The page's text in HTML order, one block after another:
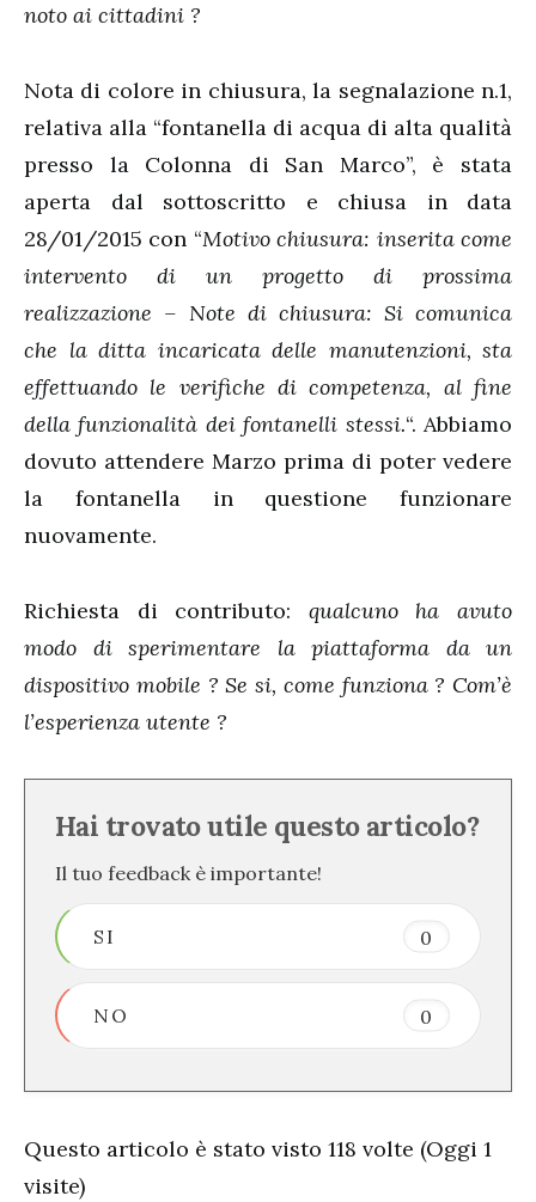
noto ai cittadini ?
Nota di colore in chiusura, la segnalazione n.1,
relativa alla “fontanella di acqua di alta qualità
presso la Colonna di San Marco”, è stata
aperta dal sottoscritto e chiusa in data
28/01/2015 con “Motivo chiusura: inserita come
intervento di un progetto di prossima
realizzazione – Note di chiusura: Si comunica
che la ditta incaricata delle manutenzioni, sta
effettuando le verifiche di competenza, al fine
della funzionalità dei fontanelli stessi.“. Abbiamo
dovuto attendere Marzo prima di poter vedere
la fontanella in questione funzionare
nuovamente.
Richiesta di contributo: qualcuno ha avuto
modo di sperimentare la piattaforma da un
dispositivo mobile ? Se si, come funziona ? Com’è
l’esperienza utente ?
Hai trovato utile questo articolo?
Il tuo feedback è importante!
SI 0
NO 0
Questo articolo è stato visto 118 volte (Oggi 1
visite)